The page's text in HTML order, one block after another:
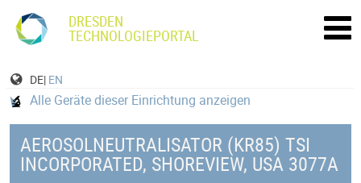
DRESDEN
TECHNOLOGIEPORTAL
DE| EN
Alle Geräte dieser Einrichtung anzeigen
AEROSOLNEUTRALISATOR (KR85) TSI
INCORPORATED, SHOREVIEW, USA 3077A